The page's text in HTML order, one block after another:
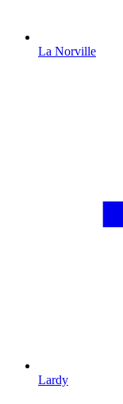
La Norville
Lardy